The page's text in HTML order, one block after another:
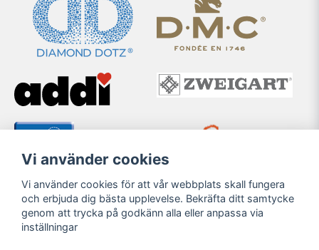
Vi använder cookies
Vi använder cookies för att vår webbplats skall fungera
och erbjuda dig bästa upplevelse. Bekräfta ditt samtycke
genom att trycka på godkänn alla eller anpassa via
inställningar